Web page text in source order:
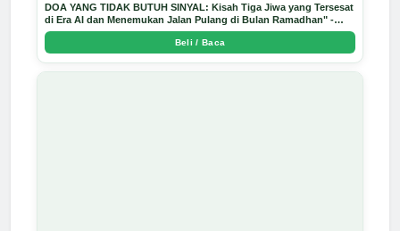
DOA YANG TIDAK BUTUH SINYAL: Kisah Tiga Jiwa yang Tersesat
di Era AI dan Menemukan Jalan Pulang di Bulan Ramadhan" -
Arda Dinata
Beli / Baca